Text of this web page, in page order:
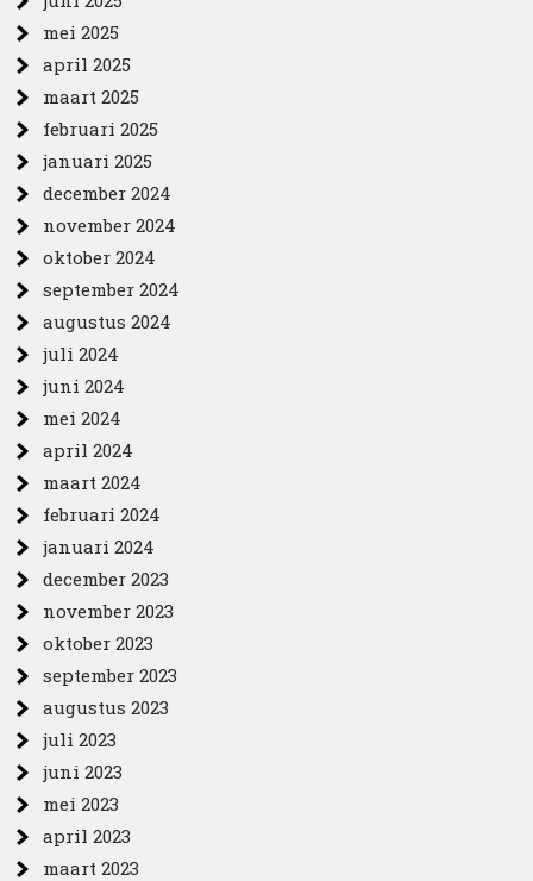
mei 2025
april 2025
maart 2025
februari 2025
januari 2025
december 2024
november 2024
oktober 2024
september 2024
augustus 2024
juli 2024
juni 2024
mei 2024
april 2024
maart 2024
februari 2024
januari 2024
december 2023
november 2023
oktober 2023
september 2023
augustus 2023
juli 2023
juni 2023
mei 2023
april 2023
maart 2023